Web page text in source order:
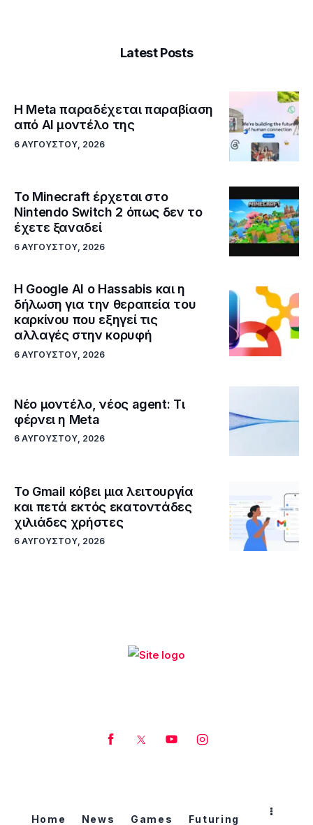
Latest Posts
Η Meta παραδέχεται παραβίαση
από AI μοντέλο της
6 ΑΥΓΟΎΣΤΟΥ, 2026
Το Minecraft έρχεται στο
Nintendo Switch 2 όπως δεν το
έχετε ξαναδεί
6 ΑΥΓΟΎΣΤΟΥ, 2026
Η Google ΑΙ ο Hassabis και η
δήλωση για την θεραπεία του
καρκίνου που εξηγεί τις
αλλαγές στην κορυφή
6 ΑΥΓΟΎΣΤΟΥ, 2026
Νέο μοντέλο, νέος agent: Τι
φέρνει η Meta
6 ΑΥΓΟΎΣΤΟΥ, 2026
Το Gmail κόβει μια λειτουργία
και πετά εκτός εκατοντάδες
χιλιάδες χρήστες
6 ΑΥΓΟΎΣΤΟΥ, 2026
Home News Games Futuring